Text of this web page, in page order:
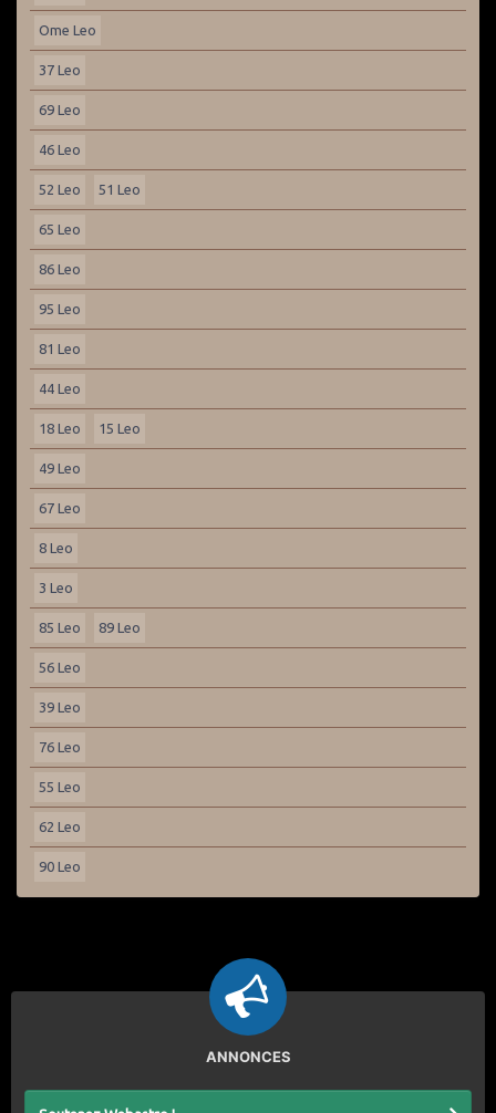
Ome Leo
37 Leo
69 Leo
46 Leo
52 Leo 51 Leo
65 Leo
86 Leo
95 Leo
81 Leo
44 Leo
18 Leo 15 Leo
49 Leo
67 Leo
8 Leo
3 Leo
85 Leo 89 Leo
56 Leo
39 Leo
76 Leo
55 Leo
62 Leo
90 Leo
ANNONCES